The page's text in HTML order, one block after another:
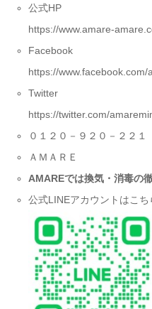
公式HP
https://www.amare-
Facebook
https://www.facebook.com/
Twitter
https://twitter.com/
０１２０－９２０－２２１
ＡＭＡＲＥ
AMAREでは換気・消毒の
公式LINEアカウントはこち